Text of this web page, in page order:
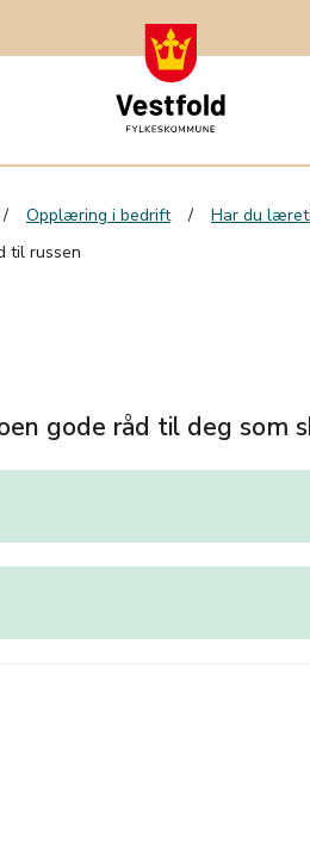
Opplæring i bedrift Har du
til russen
gode råd til deg som